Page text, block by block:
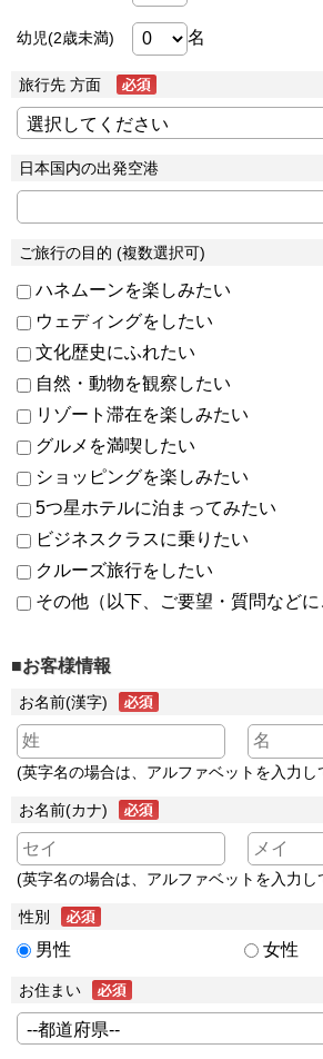
幼児(2歳未満) 名
旅行先 方面
日本国内の出発空港
ご旅行の目的 (複数選択可)
ハネムーンを楽しみたい
ウェディングをしたい
文化歴史にふれたい
自然・動物を観察したい
リゾート滞在を楽しみたい
グルメを満喫したい
ショッピングを楽しみたい
5つ星ホテルに泊まってみたい
ビジネスクラスに乗りたい
クルーズ旅行をしたい
その他（以下、ご要望・質問などに
■お客様情報
お名前(漢字)
(英字名の場合は、アルファベットを入力し
お名前(カナ)
(英字名の場合は、アルファベットを入力し
性別
男性 女性
お住まい